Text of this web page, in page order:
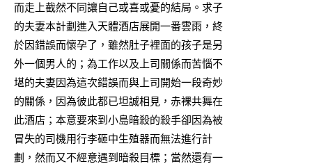
而走上截然不同讓自己或喜或憂的結局。求子
的夫妻本計劃進入天體酒店展開一番雲雨，終
於因錯誤而懷孕了，雖然肚子裡面的孩子是另
外一個男人的；為工作以及上司關係而苦惱不
堪的夫妻因為這次錯誤而與上司開始一段奇妙
的關係，因為彼此都已坦誠相見，赤裸共舞在
此酒店；本意要來到小島暗殺的殺手卻因為被
冒失的司機用行李砸中生殖器而無法進行計
劃，然而又不經意遇到暗殺目標；當然還有一